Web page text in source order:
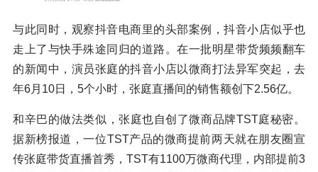
与此同时，观察抖音电商里的头部案例，抖音小店似乎也
走上了与快手殊途同归的道路。在一批明星带货频频翻车
的新闻中，演员张庭的抖音小店以微商打法异军突起，去
年6月10日，5个小时，张庭直播间的销售额创下2.56亿。
和辛巴的做法类似，张庭也自创了微商品牌TST庭秘密。
据新榜报道，一位TST产品的微商提前两天就在朋友圈宣
传张庭带货直播首秀，TST有1100万微商代理，内部提前3